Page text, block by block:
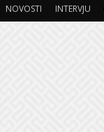
NOVOSTI INTERVJU